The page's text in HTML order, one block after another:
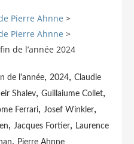
Pierre Ahnne >
Pierre Ahnne >
de l’année 2024
de l'année, 2024, Claudie
Shalev, Guillaiume Collet,
Ferrari, Josef Winkler,
, Jacques Fortier,
Laurence
, Pierre Ahnne